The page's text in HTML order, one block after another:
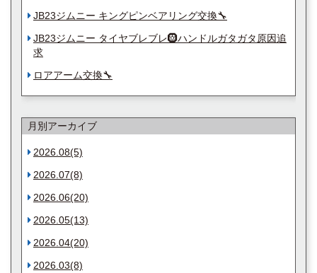
JB23ジムニー キングピンベアリング交換🔧
JB23ジムニー タイヤブレブレ🛞ハンドルガタガタ原因追
求
ロアアーム交換🔧
月別アーカイブ
2026.08(5)
2026.07(8)
2026.06(20)
2026.05(13)
2026.04(20)
2026.03(8)